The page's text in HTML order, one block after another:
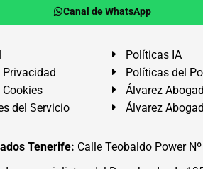
Canal de WhatsApp
del Servicio
Políticas IA
Políticas del
Álvarez
Álvarez
Tenerife: Calle Teobaldo Power